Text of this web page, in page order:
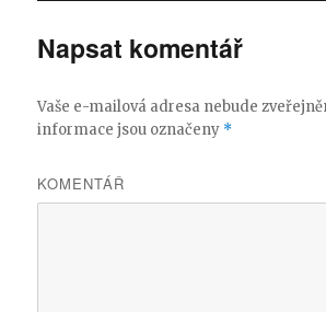
Napsat komentář
Vaše e-mailová adresa nebude
informace jsou označeny *
KOMENTÁŘ